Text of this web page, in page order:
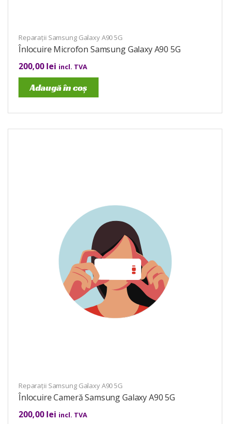
Reparații Samsung Galaxy A90 5G
Înlocuire Microfon Samsung Galaxy A90 5G
200,00 lei incl. TVA
Adaugă în coș
Reparații Samsung Galaxy A90 5G
Înlocuire Cameră Samsung Galaxy A90 5G
200,00 lei incl. TVA